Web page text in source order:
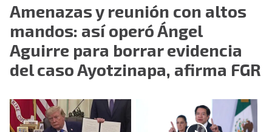
Amenazas y reunión con altos
mandos: así operó Ángel
Aguirre para borrar evidencia
del caso Ayotzinapa, afirma FGR